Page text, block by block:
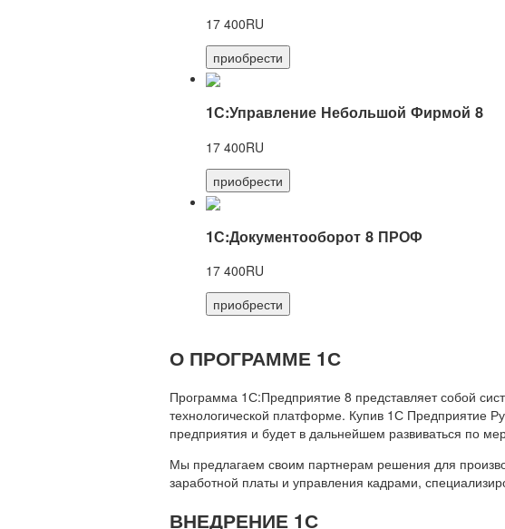
17 400RU
приобрести
1С:Управление Небольшой Фирмой 8
17 400RU
приобрести
1С:Документооборот 8 ПРОФ
17 400RU
приобрести
О ПРОГРАММЕ 1С
Программа 1С:Предприятие 8 представляет собой
технологической платформе. Купив 1С Предприятие
предприятия и будет в дальнейшем развиваться по
Мы предлагаем своим партнерам решения для
заработной платы и управления кадрами,
ВНЕДРЕНИЕ 1С